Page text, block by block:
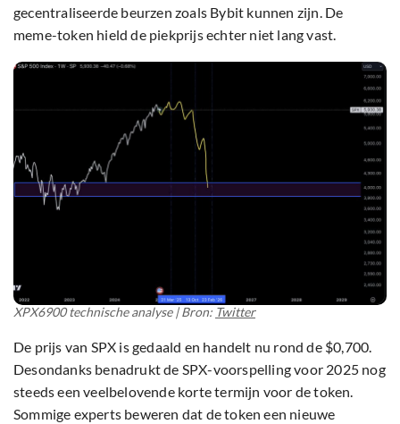
gecentraliseerde beurzen zoals Bybit kunnen zijn. De
meme-token hield de piekprijs echter niet lang vast.
XPX6900 technische analyse | Bron: Twitter
De prijs van SPX is gedaald en handelt nu rond de $0,700.
Desondanks benadrukt de SPX-voorspelling voor 2025 nog
steeds een veelbelovende korte termijn voor de token.
Sommige experts beweren dat de token een nieuwe